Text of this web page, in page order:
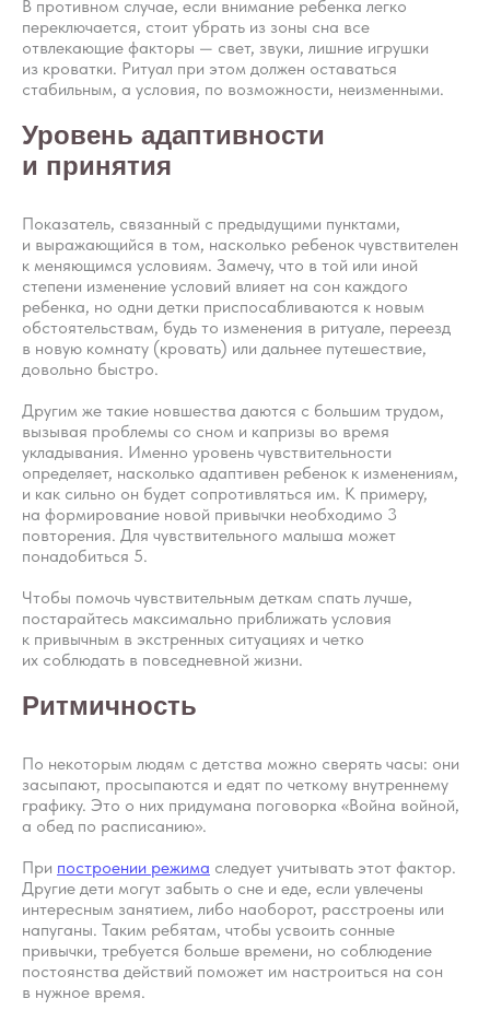
В противном случае, если внимание ребенка легко
переключается, стоит убрать из зоны сна все
отвлекающие факторы — свет, звуки, лишние игрушки
из кроватки. Ритуал при этом должен оставаться
стабильным, а условия, по возможности, неизменными.
Уровень адаптивности
и принятия
Показатель, связанный с предыдущими пунктами,
и выражающийся в том, насколько ребенок чувствителен
к меняющимся условиям. Замечу, что в той или иной
степени изменение условий влияет на сон каждого
ребенка, но одни детки приспосабливаются к новым
обстоятельствам, будь то изменения в ритуале, переезд
в новую комнату (кровать) или дальнее путешествие,
довольно быстро.
Другим же такие новшества даются с большим трудом,
вызывая проблемы со сном и капризы во время
укладывания. Именно уровень чувствительности
определяет, насколько адаптивен ребенок к изменениям,
и как сильно он будет сопротивляться им. К примеру,
на формирование новой привычки необходимо 3
повторения. Для чувствительного малыша может
понадобиться 5.
Чтобы помочь чувствительным деткам спать лучше,
постарайтесь максимально приближать условия
к привычным в экстренных ситуациях и четко
их соблюдать в повседневной жизни.
Ритмичность
По некоторым людям с детства можно сверять часы: они
засыпают, просыпаются и едят по четкому внутреннему
графику. Это о них придумана поговорка «Война войной,
а обед по расписанию».
При построении режима следует учитывать этот фактор.
Другие дети могут забыть о сне и еде, если увлечены
интересным занятием, либо наоборот, расстроены или
напуганы. Таким ребятам, чтобы усвоить сонные
привычки, требуется больше времени, но соблюдение
постоянства действий поможет им настроиться на сон
в нужное время.
Хотите наладить
сон ребёнка?
Подробнее
Запишитесь на первичную
консультацию — начните
высыпаться всей семьёй